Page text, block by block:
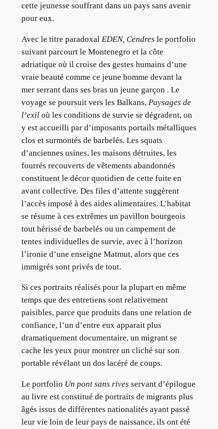
cette jeunesse souffrant dans un pays sans avenir
pour eux.
Avec le titre paradoxal EDEN, Cendres le portfolio
suivant parcourt le Montenegro et la côte
adriatique où il croise des gestes humains d’une
vraie beauté comme ce jeune homme devant la
mer serrant dans ses bras un jeune garçon . Le
voyage se poursuit vers les Balkans, Paysages de
l’exiloù les conditions de survie se dégradent, on
y est accueilli par d’imposants portails métalliques
clos et surmontés de barbelés. Les squats
d’anciennes usines, les maisons détruites, les
fourrés recouverts de vêtements abandonnés
constituent le décor quotidien de cette fuite en
avant collective. Des files d’attente suggèrent
l’accès imposé à des aides alimentaires. L’habitat
se résume à ces extrêmes un pavillon bourgeois
tout hérissé de barbelés ou un campement de
tentes individuelles de survie, avec à l’horizon
l’ironie d’une enseigne Matmut, alors que ces
immigrés sont privés de tout.
Si ces portraits réalisés pour la plupart en même
temps que des entretiens sont relativement
paisibles, parce que produits dans une relation de
confiance, l’un d’entre eux apparait plus
dramatiquement documentaire, un migrant se
cache les yeux pour montrer un cliché sur son
portable révélant un dos lacéré de coups.
Le portfolio Un pont sans rives servant d’épilogue
au livre est constitué de portraits de migrants plus
âgés issus de différentes nationalités ayant passé
leur vie loin de leur pays de naissance, ils ont été